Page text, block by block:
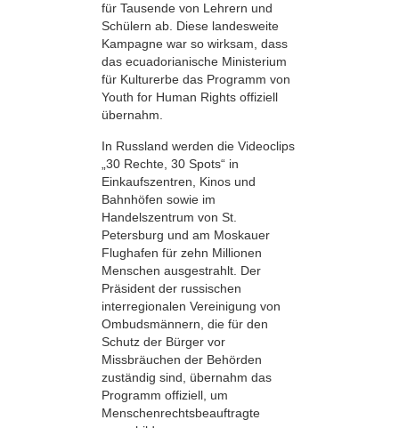
für Tausende von Lehrern und
Schülern ab. Diese landesweite
Kampagne war so wirksam, dass
das ecuadorianische Ministerium
für Kulturerbe das Programm von
Youth for Human Rights offiziell
übernahm.
In Russland werden die Videoclips
„30 Rechte, 30 Spots“ in
Einkaufszentren, Kinos und
Bahnhöfen sowie im
Handelszentrum von St.
Petersburg und am Moskauer
Flughafen für zehn Millionen
Menschen ausgestrahlt. Der
Präsident der russischen
interregionalen Vereinigung von
Ombudsmännern, die für den
Schutz der Bürger vor
Missbräuchen der Behörden
zuständig sind, übernahm das
Programm offiziell, um
Menschenrechtsbeauftragte